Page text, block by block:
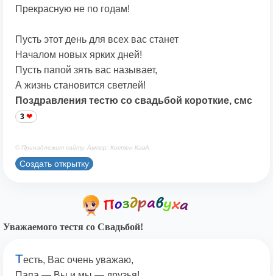
Прекрасную не по годам!
Пусть этот день для всех вас станет
Началом новых ярких дней!
Пусть папой зять вас называет,
А жизнь становится светлей!
Поздравления тестю со свадьбой короткие, смс
3
© Принадлежит сайту. Автор: Костен КавА
Создать открытку
Уважаемого тестя со Свадьбой!
Тесть, Вас очень уважаю,